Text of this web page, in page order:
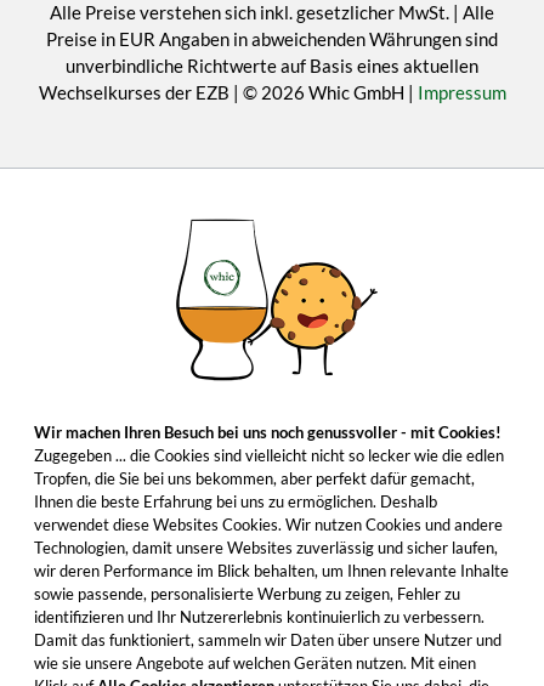
Alle Preise verstehen sich inkl. gesetzlicher MwSt. | Alle
Preise in EUR Angaben in abweichenden Währungen sind
unverbindliche Richtwerte auf Basis eines aktuellen
Wechselkurses der EZB | © 2026 Whic GmbH | Impressum
Wir machen Ihren Besuch bei uns noch genussvoller - mit Cookies!
Zugegeben ... die Cookies sind vielleicht nicht so lecker wie die edlen
Tropfen, die Sie bei uns bekommen, aber perfekt dafür gemacht,
Ihnen die beste Erfahrung bei uns zu ermöglichen. Deshalb
verwendet diese Websites Cookies. Wir nutzen Cookies und andere
Technologien, damit unsere Websites zuverlässig und sicher laufen,
wir deren Performance im Blick behalten, um Ihnen relevante Inhalte
sowie passende, personalisierte Werbung zu zeigen, Fehler zu
identifizieren und Ihr Nutzererlebnis kontinuierlich zu verbessern.
Damit das funktioniert, sammeln wir Daten über unsere Nutzer und
wie sie unsere Angebote auf welchen Geräten nutzen. Mit einen